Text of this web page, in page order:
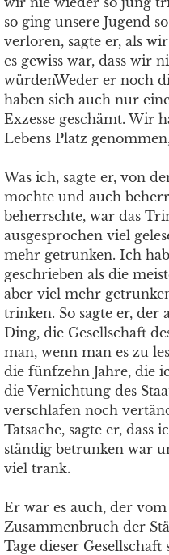
so ging unsere Jugend
verloren, sagte er, als
es gewiss war, dass wir
würdenWeder er noch
haben sich auch nur
Exzesse geschämt. Wir
Lebens Platz
Was ich, sagte er, von
mochte und auch
beherrschte, war das
ausgesprochen viel
mehr getrunken. Ich
geschrieben als die
aber viel mehr
trinken. So sagte er, der
Ding, die Gesellschaft
man, wenn man es zu
die fünfzehn Jahre, die
die Vernichtung des
verschlafen noch
Tatsache, sagte er,
ständig betrunken war
viel trank.
Er war es auch, der
Zusammenbruch der
Tage dieser